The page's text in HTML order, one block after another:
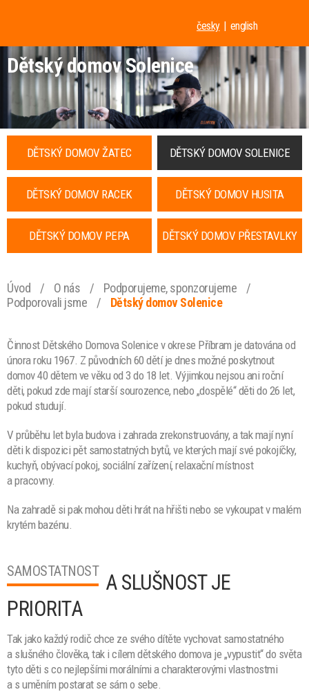
česky english
Dětský domov Solenice
DĚTSKÝ DOMOV ŽATEC DĚTSKÝ DOMOV SOLENICE
DĚTSKÝ DOMOV RACEK DĚTSKÝ DOMOV HUSITA
DĚTSKÝ DOMOV PEPA DĚTSKÝ DOMOV PŘESTAVLKY
Úvod / O nás / Podporujeme, sponzorujeme
/
Podporovali jsme
/ Dětský domov Solenice
Činnost Dětského Domova Solenice v okrese Příbram je datována od
února roku 1967. Z původních 60 dětí je dnes možné poskytnout
domov 40 dětem ve věku od 3 do 18 let. Výjimkou nejsou ani roční
děti, pokud zde mají starší sourozence, nebo „dospělé“ děti do 26 let,
pokud studují.
V průběhu let byla budova i zahrada zrekonstruovány, a tak mají nyní
děti k dispozici pět samostatných bytů, ve kterých mají své pokojíčky,
kuchyň, obývací pokoj, sociální zařízení, relaxační místnost
a pracovny.
Na zahradě si pak mohou děti hrát na hřišti nebo se vykoupat v malém
krytém bazénu.
SAMOSTATNOST A SLUŠNOST JE
PRIORITA
Tak jako každý rodič chce ze svého dítěte vychovat samostatného
a slušného člověka, tak i cílem dětského domova je „vypustit“ do světa
tyto děti s co nejlepšími morálními a charakterovými vlastnostmi
a s uměním postarat se sám o sebe.